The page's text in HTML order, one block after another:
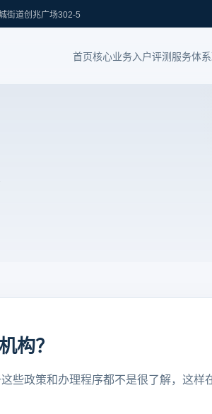
街道创兆广场302-5
首页核心业务入户评测 服务体系
构？
些政策和办理程序都不是很了解，这样